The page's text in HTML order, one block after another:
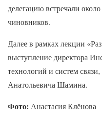
делегацию встречали
чиновников.
Далее в рамках лекции
выступление директора
технологий и систем
Анатольевича Шамина.
Фото: Анастасия Клёнова